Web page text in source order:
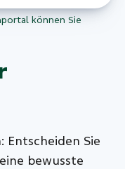
können Sie
Entscheiden Sie
bewusste